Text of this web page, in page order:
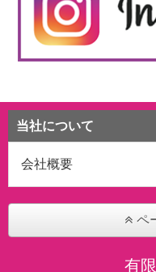
当社について
会社概要
ペ
有